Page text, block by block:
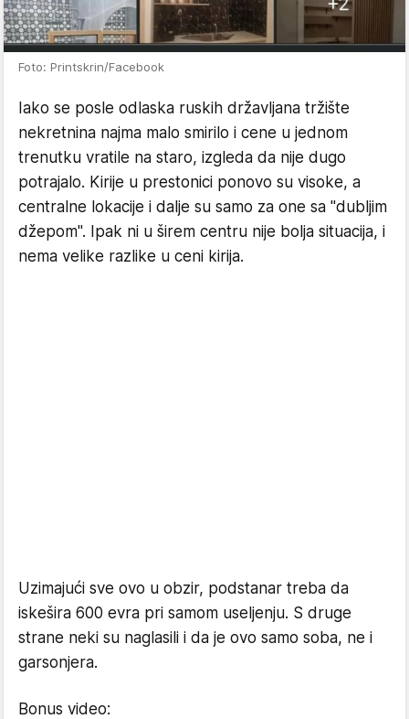
Foto: Printskrin/Facebook
Iako se posle odlaska ruskih državljana tržište
nekretnina najma malo smirilo i cene u jednom
trenutku vratile na staro, izgleda da nije dugo
potrajalo. Kirije u prestonici ponovo su visoke, a
centralne lokacije i dalje su samo za one sa "dubljim
džepom". Ipak ni u širem centru nije bolja situacija, i
nema velike razlike u ceni kirija.
Uzimajući sve ovo u obzir, podstanar treba da
iskešira 600 evra pri samom useljenju. S druge
strane neki su naglasili i da je ovo samo soba, ne i
garsonjera.
Bonus video: